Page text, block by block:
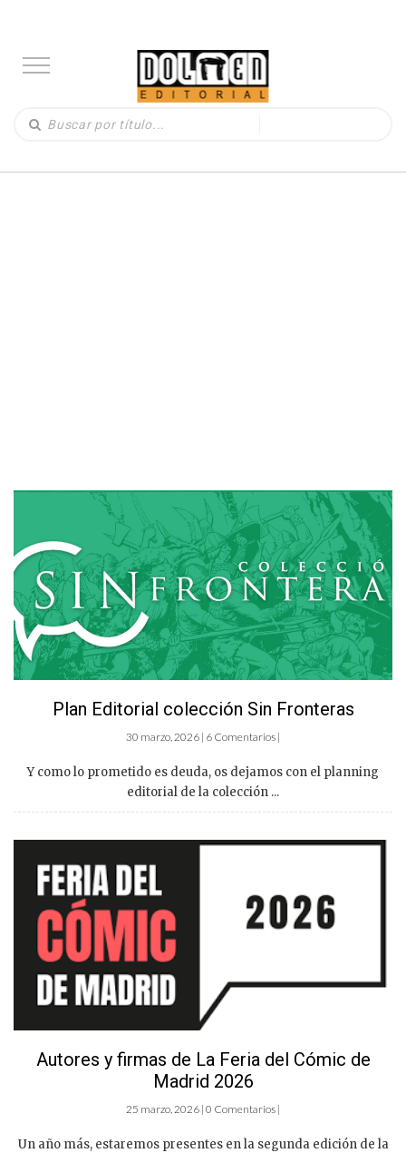
Plan Editorial colección Sin Fronteras
30 marzo, 2026 | 6 Comentarios |
Y como lo prometido es deuda, os dejamos con el planning
editorial de la colección ...
Autores y firmas de La Feria del Cómic de
Madrid 2026
25 marzo, 2026 | 0 Comentarios |
Un año más, estaremos presentes en la segunda edición de la